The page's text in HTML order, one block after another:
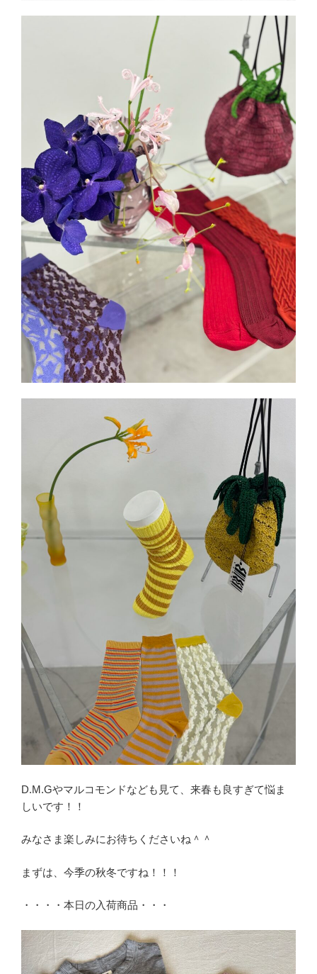
D.M.Gやマルコモンドなども見て、来春も良すぎて悩ま
しいです！！
みなさま楽しみにお待ちくださいね＾＾
まずは、今季の秋冬ですね！！！
・・・・本日の入荷商品・・・